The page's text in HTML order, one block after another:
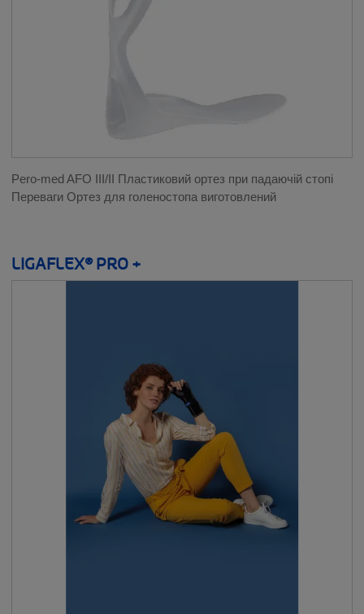
Pero-med AFO III/II Пластиковий ортез при падаючій стопі
Переваги Ортез для голеностопа виготовлений
LIGAFLEX® PRO +